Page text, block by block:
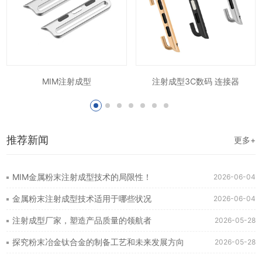
MIM注射成型 注射成型3C数码 连接器
推荐新闻 更多+
2026-06-04
MIM金属粉末注射成型技术的局限性！
2026-06-04
金属粉末注射成型技术适用于哪些状况
2026-05-28
注射成型厂家，塑造产品质量的领航者
2026-05-28
探究粉末冶金钛合金的制备工艺和未来发展方向